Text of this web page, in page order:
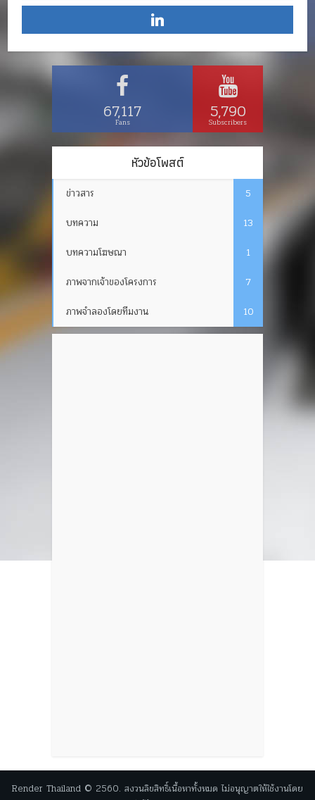
67,117
Fans 5,790
Subscribers
หัวข้อโพสต์
ข่าวสาร
5
บทความ
13
บทความโฆษณา
1
ภาพจากเจ้าของโครงการ
7
ภาพจำลองโดยทีมงาน
10
Render Thailand © 2560. สงวนลิขสิทธิ์เนื้อหาทั้งหมด ไม่อนุญาตให้ใช้งานโดย